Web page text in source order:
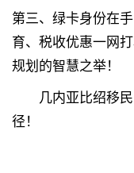
第三、 绿卡身份在
育、税收优惠一网
规划的智慧之举！
几内亚比绍移民
径！